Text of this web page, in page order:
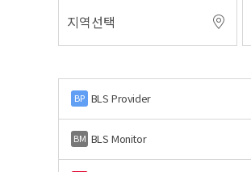
BP BLS Provider
BM BLS Monitor